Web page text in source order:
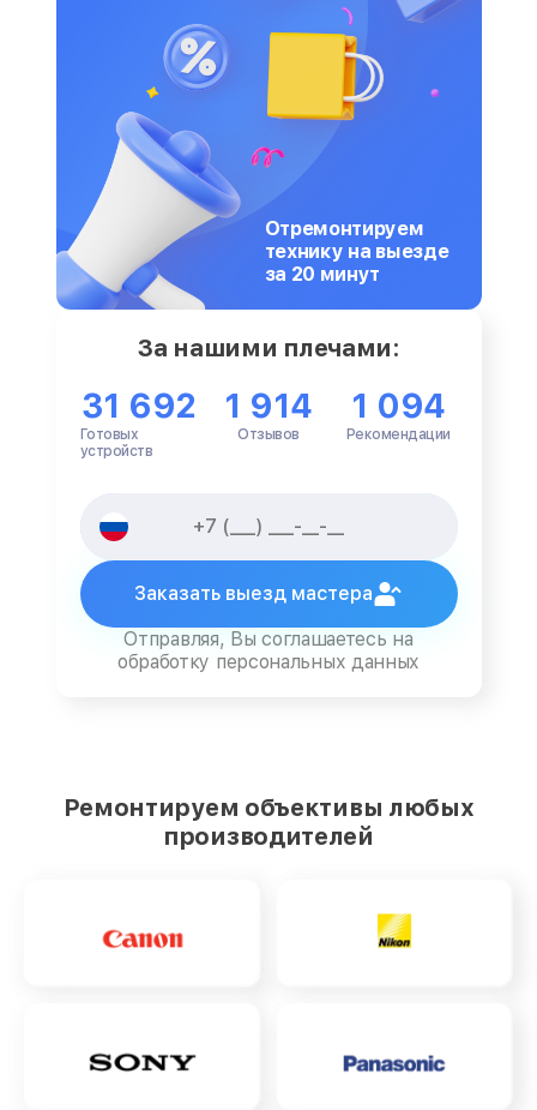
Отремонтируем
технику на выезде
за 20 минут
За нашими плечами:
31 692
Готовых
устройств
1 914
Отзывов
1 094
Рекомендации
Заказать выезд мастера
Отправляя, Вы соглашаетесь на
обработку персональных данных
Ремонтируем объективы любых
производителей